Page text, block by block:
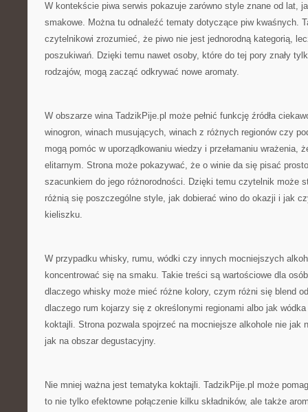
W kontekście piwa serwis pokazuje zarówno style znane od lat,
smakowe. Można tu odnaleźć tematy dotyczące piw kwaśnych.
czytelnikowi zrozumieć, że piwo nie jest jednorodną kategorią,
poszukiwań. Dzięki temu nawet osoby, które do tej pory znały
rodzajów, mogą zacząć odkrywać nowe aromaty.
W obszarze wina TadzikPije.pl może pełnić funkcję źródła
winogron, winach musujących, winach z różnych regionów czy
mogą pomóc w uporządkowaniu wiedzy i przełamaniu wrażenia,
elitarnym. Strona może pokazywać, że o winie da się pisać
szacunkiem do jego różnorodności. Dzięki temu czytelnik może
różnią się poszczególne style, jak dobierać wino do okazji i jak
kieliszku.
W przypadku whisky, rumu, wódki czy innych mocniejszych
koncentrować się na smaku. Takie treści są wartościowe dla
dlaczego whisky może mieć różne kolory, czym różni się blend
dlaczego rum kojarzy się z określonymi regionami albo jak
koktajli. Strona pozwala spojrzeć na mocniejsze alkohole nie jak
jak na obszar degustacyjny.
Nie mniej ważna jest tematyka koktajli. TadzikPije.pl może
to nie tylko efektowne połączenie kilku składników, ale także